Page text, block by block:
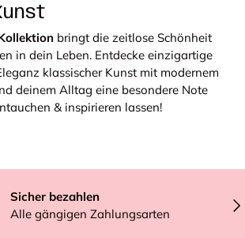
bringt die zeitlose Schönheit
in dein Leben. Entdecke einzigartige
klassischer Kunst mit modernem
deinem Alltag eine besondere Note
& inspirieren lassen!
Sicher bezahlen
Alle gängigen Zahlungsarten